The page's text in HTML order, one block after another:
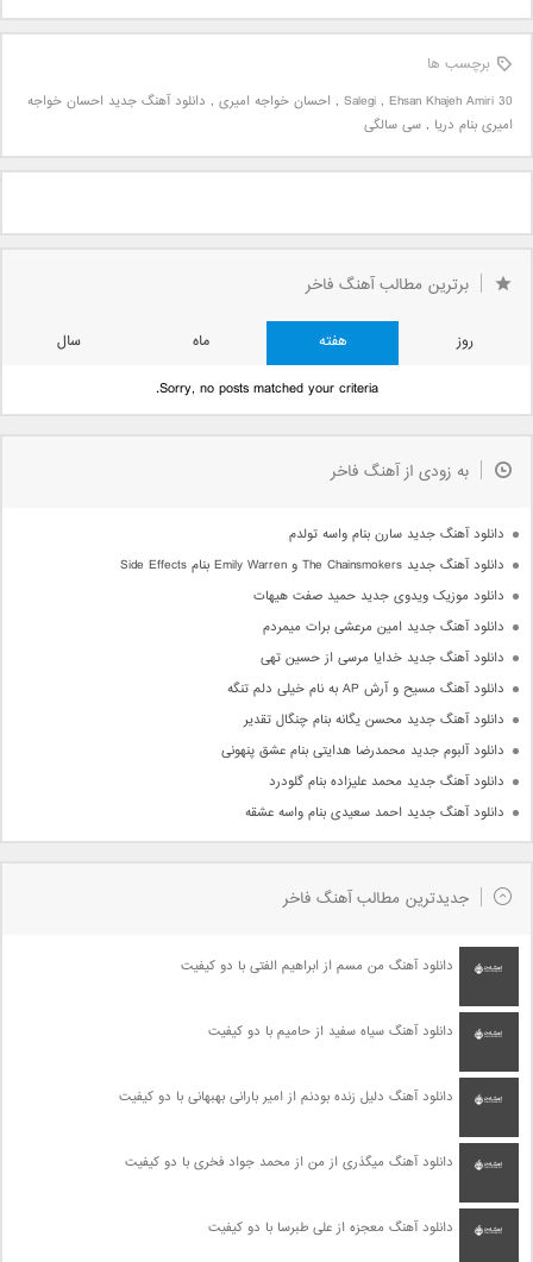
برچسب ها
30 Salegi
, Ehsan Khajeh Amiri
, احسان خواجه امیری , دانلود آهنگ جدید احسان خواجه
امیری بنام دریا , سی سالگی
برترین مطالب آهنگ فاخر
روز هفته ماه
سال
Sorry, no posts matched your criteria.
به زودی از آهنگ فاخر
دانلود آهنگ جدید سارن بنام واسه تولدم
دانلود آهنگ جدید The Chainsmokers و Emily Warren بنام Side Effects
دانلود موزیک ویدوی جدید حمید صفت هیهات
دانلود آهنگ جدید امین مرعشی برات میمردم
دانلود آهنگ جدید خدایا مرسی از حسین تهی
دانلود آهنگ مسیح و آرش AP به نام خیلی دلم تنگه
دانلود آهنگ جدید محسن یگانه بنام چنگال تقدیر
دانلود آلبوم جدید محمدرضا هدایتی بنام عشق پنهونی
دانلود آهنگ جدید محمد علیزاده بنام گلودرد
دانلود آهنگ جدید احمد سعیدی بنام واسه عشقه
جدیدترین مطالب آهنگ فاخر
دانلود آهنگ من مسم از ابراهیم الفتی با دو کیفیت
دانلود آهنگ سیاه سفید از حامیم با دو کیفیت
دانلود آهنگ دلیل زنده بودنم از امیر بارانی بهبهانی با دو کیفیت
دانلود آهنگ میگذری از من از محمد جواد فخری با دو کیفیت
دانلود آهنگ معجزه از علی طبرسا با دو کیفیت